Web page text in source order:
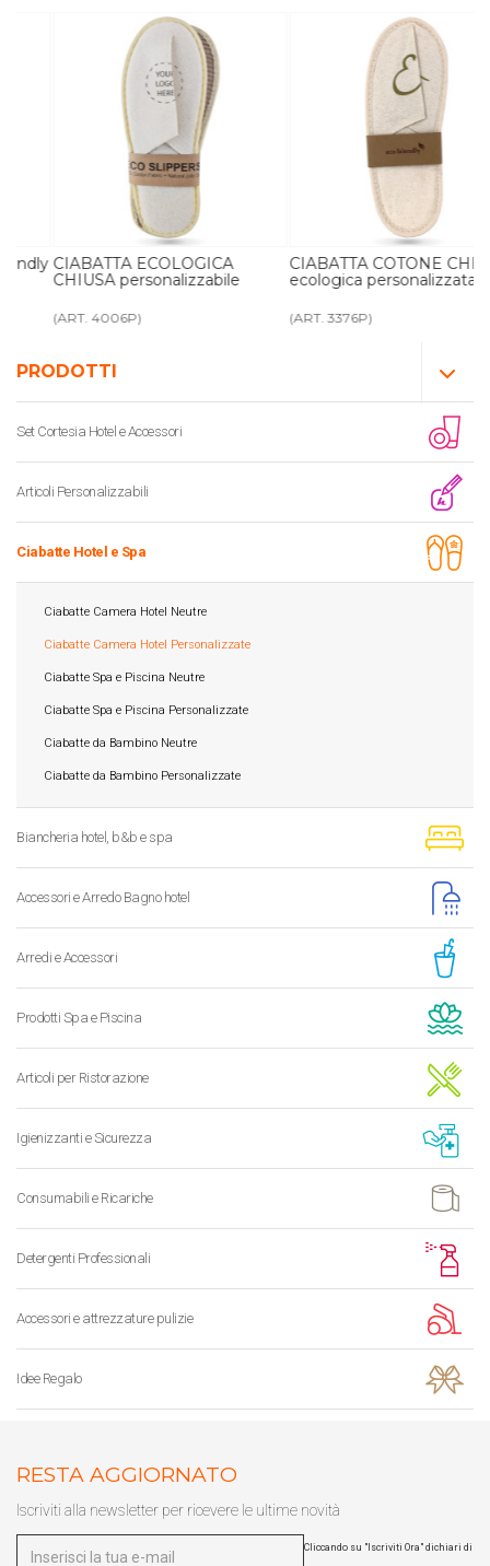
PRODOTTI
Set Cortesia Hotel e Accessori
Articoli Personalizzabili
Ciabatte Hotel e Spa
Ciabatte Camera Hotel Neutre
Ciabatte Camera Hotel Personalizzate
Ciabatte Spa e Piscina Neutre
Ciabatte Spa e Piscina Personalizzate
Ciabatte da Bambino Neutre
Ciabatte da Bambino Personalizzate
Biancheria hotel, b&b e spa
Accessori e Arredo Bagno hotel
Arredi e Accessori
Prodotti Spa e Piscina
Articoli per Ristorazione
Igienizzanti e Sicurezza
Consumabili e Ricariche
Detergenti Professionali
Accessori e attrezzature pulizie
Idee Regalo
CIABATTA ECOLOGICA
CHIUSA personalizzabile
(ART. 4006P)
CIABATTA COTONE CHIUSA
ecologica personalizzata
(ART. 3376P)
RESTA AGGIORNATO
Iscriviti alla newsletter per ricevere le ultime novità
Cliccando su "Iscriviti Ora" dichiari di